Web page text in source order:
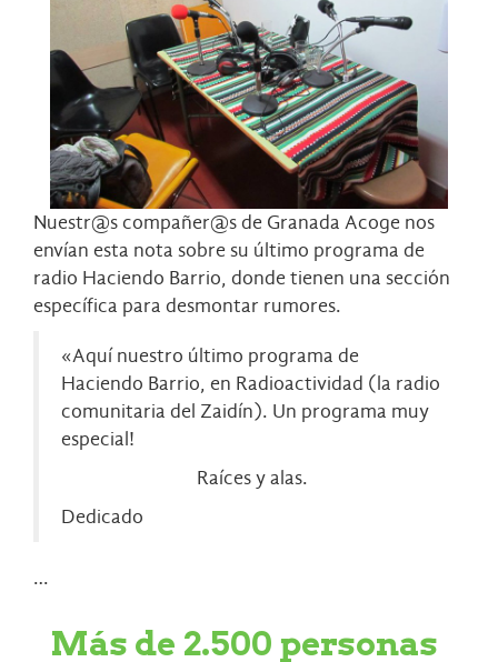
Nuestr@s compañer@s de Granada Acoge nos
envían esta nota sobre su último programa de
radio Haciendo Barrio, donde tienen una sección
específica para desmontar rumores.
«Aquí nuestro último programa de
Haciendo Barrio, en Radioactividad (la radio
comunitaria del Zaidín). Un programa muy
especial!
Raíces y alas.
Dedicado
…
Más de 2.500 personas